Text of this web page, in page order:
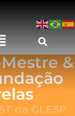
&
da GLESP